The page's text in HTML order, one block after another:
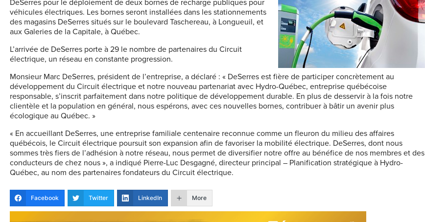
DeSerres pour le déploiement de deux bornes de recharge publiques pour
véhicules électriques. Les bornes seront installées dans les stationnements
des magasins DeSerres situés sur le boulevard Taschereau, à Longueuil, et
aux Galeries de la Capitale, à Québec.
L’arrivée de DeSerres porte à 29 le nombre de partenaires du Circuit
électrique, un réseau en constante progression.
Monsieur Marc DeSerres, président de l’entreprise, a déclaré : « DeSerres est fière de participer concrètement au
développement du Circuit électrique et notre nouveau partenariat avec Hydro-Québec, entreprise québécoise
responsable, s’inscrit parfaitement dans notre politique de développement durable. En plus de desservir à la fois notre
clientèle et la population en général, nous espérons, avec ces nouvelles bornes, contribuer à bâtir un avenir plus
écologique au Québec. »
« En accueillant DeSerres, une entreprise familiale centenaire reconnue comme un fleuron du milieu des affaires
québécois, le Circuit électrique poursuit son expansion afin de favoriser la mobilité électrique. DeSerres, dont nous
sommes très fiers de l’adhésion à notre réseau, nous permet de diversifier notre offre au bénéfice de nos membres et des
conducteurs de chez nous », a indiqué Pierre-Luc Desgagné, directeur principal – Planification stratégique à Hydro-
Québec, au nom des partenaires fondateurs du Circuit électrique.
Facebook Twitter LinkedIn More